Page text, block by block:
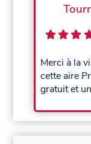
Merci à la
cette aire
gratuit et